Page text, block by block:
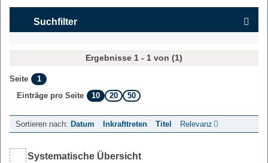
Suchfilter
Ergebnisse 1 - 1 von (1)
Seite
1
Einträge pro Seite
10 20 50
Sortieren nach: Datum Inkrafttreten Titel Relevanz
Systematische Übersicht